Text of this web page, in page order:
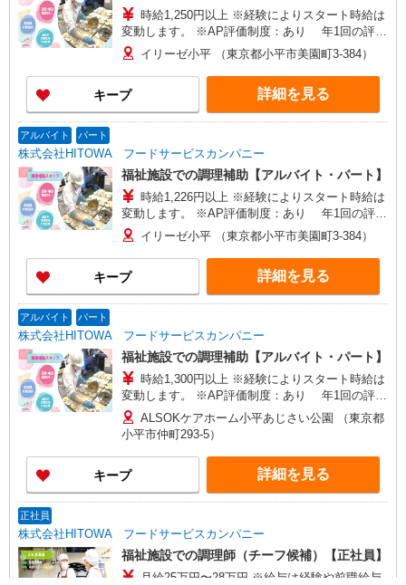
時給1,250円以上 ※経験によりスタート時給は
変動します。 ※AP評価制度：あり 年1回の評価
により時給を見直します。 ※アルバイト賞与（寸
志）：あり 年2回。勤続年数により金額UP。
イリーゼ小平 （東京都小平市美園町3-384）
キープ 詳細を見る
アルバイト パート
株式会社HITOWA フードサービスカンパニー
福祉施設での調理補助【アルバイト・パート】
時給1,226円以上 ※経験によりスタート時給は
変動します。 ※AP評価制度：あり 年1回の評価
により時給を見直します。 ※アルバイト賞与（寸
志）：あり 年2回。勤続年数により金額UP。
イリーゼ小平 （東京都小平市美園町3-384）
キープ 詳細を見る
アルバイト パート
株式会社HITOWA フードサービスカンパニー
福祉施設での調理補助【アルバイト・パート】
時給1,300円以上 ※経験によりスタート時給は
変動します。 ※AP評価制度：あり 年1回の評価
により時給を見直します。 ※アルバイト賞与（寸
志）：あり 年2回。勤続年数により金額UP。
ALSOKケアホーム小平あじさい公園 （東京都
小平市仲町293-5）
キープ 詳細を見る
正社員
株式会社HITOWA フードサービスカンパニー
福祉施設での調理師（チーフ候補）【正社員】
月給25万円〜28万円 ※給与は経験や前職給与